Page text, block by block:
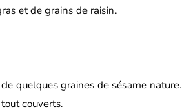
et de grains de raisin.
quelques graines de sésame nature.
couverts.